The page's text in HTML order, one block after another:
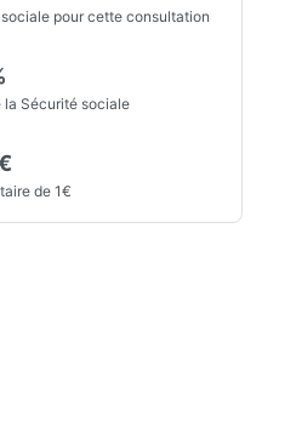
pour cette consultation
la Sécurité sociale
de 1€